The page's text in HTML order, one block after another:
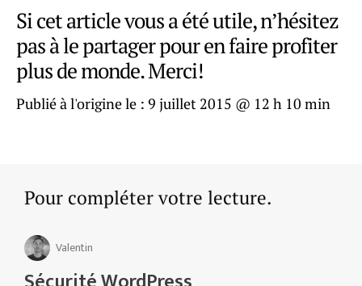
Si cet article vous a été utile, n’hésitez
pas à le partager pour en faire profiter
plus de monde. Merci!
Publié à l'origine le : 9 juillet 2015 @ 12 h 10 min
Pour compléter votre lecture.
Valentin